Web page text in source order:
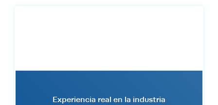
Experiencia real en la industria